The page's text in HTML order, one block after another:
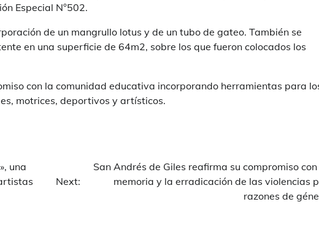
Especial N°502.
de un mangrullo lotus y de un tubo de gateo. También se
en una superficie de 64m2, sobre los que fueron colocados los
con la comunidad educativa incorporando herramientas para
motrices, deportivos y artísticos.
una
Next:
San Andrés de Giles reafirma su compromiso
memoria y la erradicación de las violencias
razones de